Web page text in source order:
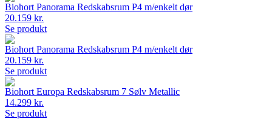
Biohort Panorama Redskabsrum P4 m/enkelt dør
20.159 kr.
Se produkt
Biohort Panorama Redskabsrum P4 m/enkelt dør
20.159 kr.
Se produkt
Biohort Europa Redskabsrum 7 Sølv Metallic
14.299 kr.
Se produkt